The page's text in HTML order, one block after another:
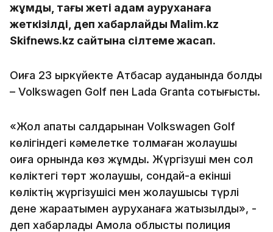
жұмды, тағы жеті адам ауруханаға
жеткізілді, деп хабарлайды Malim.kz
Skifnews.kz сайтына сілтеме жасап.
Оқиға 23 қыркүйекте Атбасар ауданында болды
– Volkswagen Golf пен Lada Granta соқтығысты.
«Жол апаты салдарынан Volkswagen Golf
көлігіндегі кәмелетке толмаған жолаушы
оқиға орнында көз жұмды. Жүргізуші мен сол
көліктегі төрт жолаушы, сондай-ақ екінші
көліктің жүргізушісі мен жолаушысы түрлі
дене жарақатымен ауруханаға жатқызылды», -
деп хабарлады Ақмола облыстық полиция